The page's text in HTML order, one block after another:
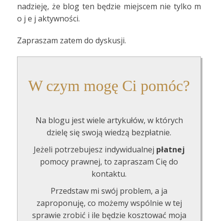
nadzieję, że blog ten będzie miejscem nie tylko m
o j e j aktywności.
Zapraszam zatem do dyskusji.
W czym mogę Ci pomóc?
Na blogu jest wiele artykułów, w których
dzielę się swoją wiedzą bezpłatnie.
Jeżeli potrzebujesz indywidualnej płatnej
pomocy prawnej, to zapraszam Cię do
kontaktu.
Przedstaw mi swój problem, a ja
zaproponuję, co możemy wspólnie w tej
sprawie zrobić i ile będzie kosztować moja